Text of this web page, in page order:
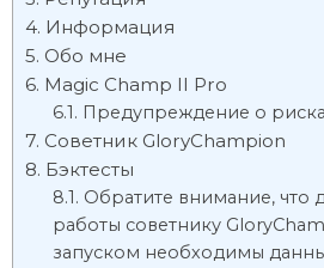
Информация
Обо мне
Magic Champ II Pro
Предупреждение о
Советник GloryChampion
Бэктесты
Обратите внимание, что
работы советнику
запуском необходимы